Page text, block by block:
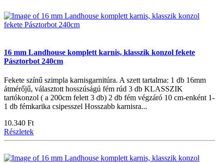
16 mm Landhouse komplett karnis, klasszik konzol fekete
Pásztorbot 240cm
Fekete színű szimpla karnisgarnitúra. A szett tartalma: 1 db 16mm
átmérőjű, választott hosszúságú fém rúd 3 db KLASSZIK
tartókonzol ( a 200cm felett 3 db) 2 db fém végzáró 10 cm-enként 1-
1 db fémkarika csipesszel Hosszabb karnisra...
10.340 Ft
Részletek